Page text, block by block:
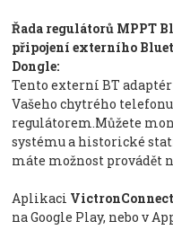
Řada regulátorů MPPT
připojení externího
Dongle:
Tento externí BT
Vašeho chytrého
regulátorem.Můžete
systému a historické
máte možnost provádět
Aplikaci VictronConnect
na Google Play, nebo v